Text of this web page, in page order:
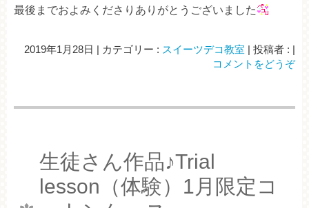
最後までおよみくださりありがとうございました
2019年1月28日 | カテゴリー : スイーツデコ教室 | 投稿者 : |
コメントをどうぞ
生徒さん作品♪Trial
lesson（体験）1月限定コ